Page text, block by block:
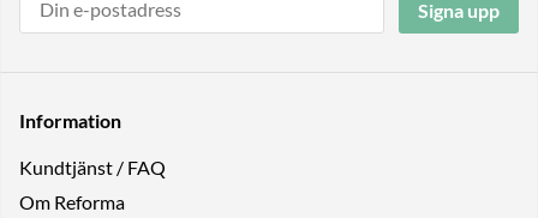
Signa upp
Information
Kundtjänst / FAQ
Om Reforma